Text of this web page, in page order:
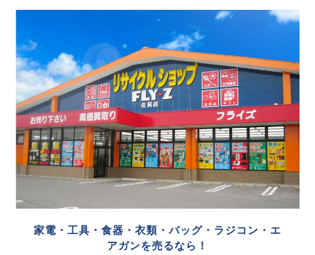
家電・工具・食器・衣類・バッグ・ラジコン・エ
アガンを売るなら！